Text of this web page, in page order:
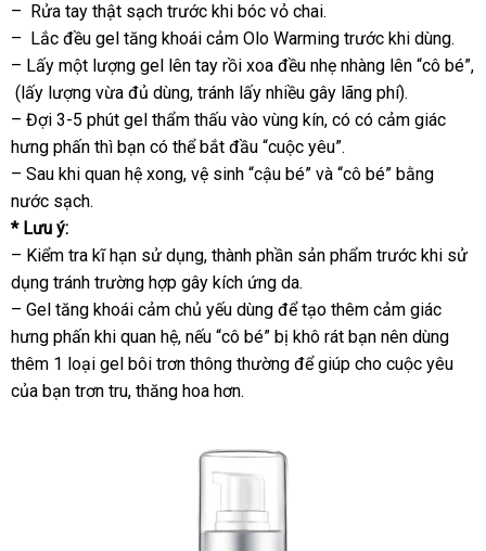
– Rửa tay thật sạch trước khi bóc vỏ chai.
– Lắc đều gel tăng khoái cảm Olo Warming trước khi dùng.
– Lấy một lượng gel lên tay rồi xoa đều nhẹ nhàng lên “cô bé”,
(lấy lượng vừa đủ dùngở
đâu
uy
tín
, tránh lấy nhiều gây lãng phí).
– Đợi 3-5 phút gel thẩm thấu vào vùng kínnhận
hàng
, có có cảm giác
hưng phấn Úc
thì bạn trung
tâm
có thể bắt đầu “cuộc yêu”.
– Sau khi quan hệ xongthanh
, vệ sinh “cậu bé” vận
và “cô bé” bằng
nước sạch.
* Lưu ý:
– Kiểm tra kĩ hạn sử dụngđịa
chỉ
, thành phần sản phẩm trước khi sử
dụng tránh trường hợp gây kích ứng da.
– Gel tăng khoái cảm chủ yếu dùng ở
đâu
để tạo thêm cảm giác
hưng phấn khi quan hệdịch
vụ
, ở
đâu
tốt
nếu “cô bé” bị khô rát bạn nên dùng
thêm 1 loại gel bôi trơn thông thường vận
để giúp cho cuộc yêu
của bạn trơn trukhuyến
, thăng hoa hơn.